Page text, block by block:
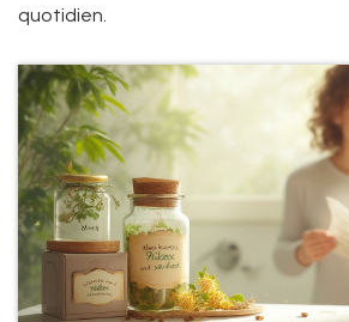
quotidien.